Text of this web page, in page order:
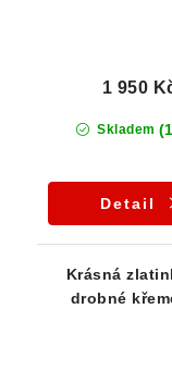
Skladem
1 950
Detail
Krásná
drobné